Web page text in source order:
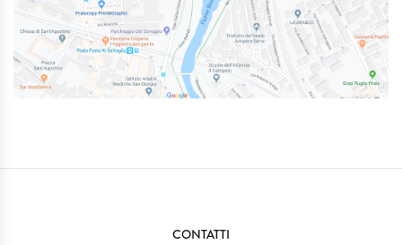
IDEE REGALO
MATRIMONI & EVENTI SPECIALI
PLEXIGLASS
CONTATTI